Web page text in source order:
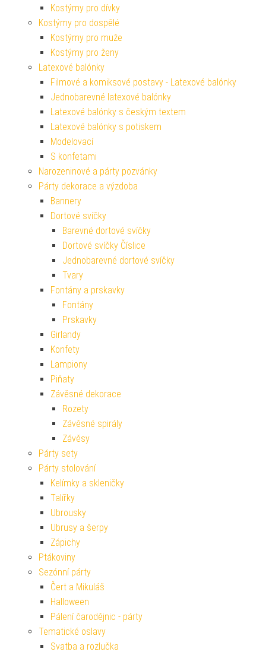
Kostýmy pro dívky
Kostýmy pro dospělé
Kostýmy pro muže
Kostýmy pro ženy
Latexové balónky
Filmové a komiksové postavy - Latexové balónky
Jednobarevné latexové balónky
Latexové balónky s českým textem
Latexové balónky s potiskem
Modelovací
S konfetami
Narozeninové a párty pozvánky
Párty dekorace a výzdoba
Bannery
Dortové svíčky
Barevné dortové svíčky
Dortové svíčky Číslice
Jednobarevné dortové svíčky
Tvary
Fontány a prskavky
Fontány
Prskavky
Girlandy
Konfety
Lampiony
Piňaty
Závěsné dekorace
Rozety
Závěsné spirály
Závěsy
Párty sety
Párty stolování
Kelímky a skleničky
Talířky
Ubrousky
Ubrusy a šerpy
Zápichy
Ptákoviny
Sezónní párty
Čert a Mikuláš
Halloween
Pálení čarodějnic - párty
Tematické oslavy
Svatba a rozlučka